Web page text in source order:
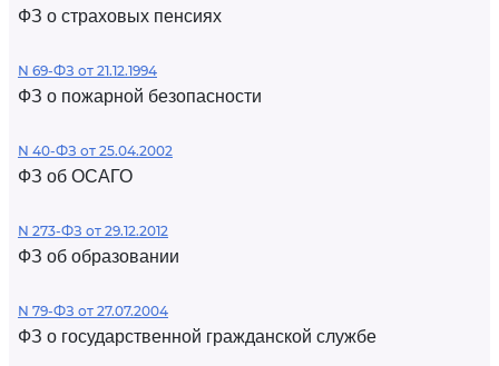
ФЗ о страховых пенсиях
N 69-ФЗ от 21.12.1994
ФЗ о пожарной безопасности
N 40-ФЗ от 25.04.2002
ФЗ об ОСАГО
N 273-ФЗ от 29.12.2012
ФЗ об образовании
N 79-ФЗ от 27.07.2004
ФЗ о государственной гражданской службе